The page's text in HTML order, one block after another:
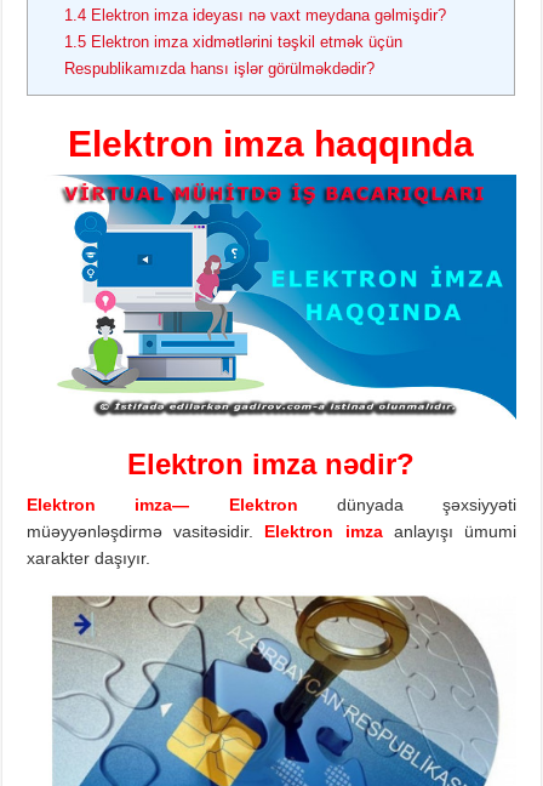
1.4 Elektron imza ideyası nə vaxt meydana gəlmişdir?
1.5 Elektron imza xidmətlərini təşkil etmək üçün
Respublikamızda hansı işlər görülməkdədir?
Elektron imza haqqında
Elektron imzanədir?
Elektron imza— Elektron dünyada şəxsiyyəti
müəyyənləşdirmə vasitəsidir. Elektron imzaanlayışı ümumi
xarakter daşıyır.